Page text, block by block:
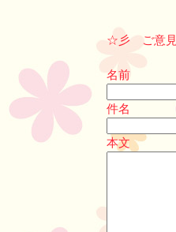
☆彡 ご意見
名前
件名
本文